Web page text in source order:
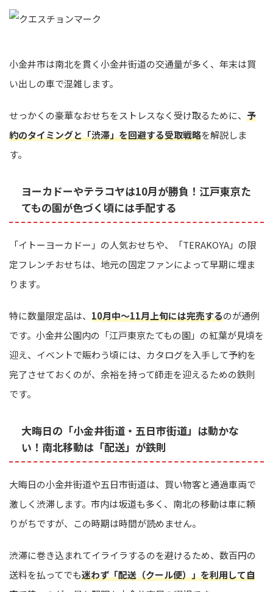
小金井市は南北を貫く小金井街道の交通量が多く、年末は買
い出しの車で混雑します。
せっかくの豪華なおせちをストレスなく受け取るために、 予
約のタイミングと「渋滞」を回避する受取戦略を解説しま
す。
ヨーカドーやテラコヤは10月が勝負！江戸東京た
てもの園が色づく頃には手配する
「イトーヨーカドー」の人気おせちや、「TERAKOYA」の限
定フレンチおせちは、地元の固定ファンによって早期に埋ま
ります。
特に数量限定品は、 10月中〜11月上旬には完売するのが通例
です。小金井公園内の「江戸東京たてもの園」の紅葉が見頃を
迎え、イベントで賑わう頃には、カタログを入手して予約を
完了させておくのが、余裕を持って師走を迎えるための鉄則
です。
大晦日の「小金井街道・五日市街道」は動かな
い！南北移動は「配送」が鉄則
大晦日の小金井街道や五日市街道は、買い物客と通過車両で
激しく渋滞します。市内は坂道も多く、南北の移動は車に頼
りがちですが、この時期は時間が読めません。
渋滞に巻き込まれてイライラするのを避けるため、数百円の
送料を払ってでも迷わず「配送（クール便）」を利用して自